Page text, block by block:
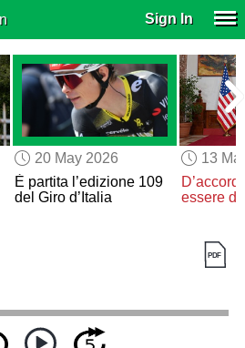
Sign In
20 May 2026
È partita l’edizione 109
del Giro d’Italia
13
essere